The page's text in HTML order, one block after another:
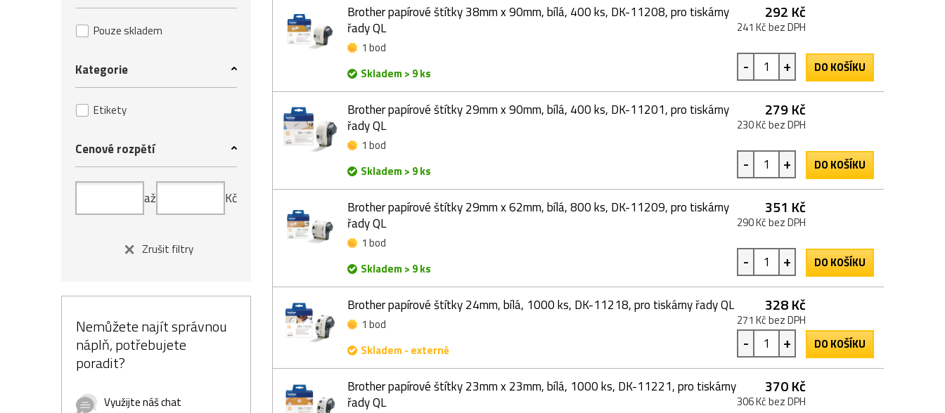
Pouze skladem
Kategorie
Etikety
Cenové rozpětí
až Kč
Zrušit filtry
Nemůžete najít správnou
náplň, potřebujete
poradit?
Využijte náš chat
Brother papírové štítky 38mm x 90mm, bílá, 400 ks, DK-11208, pro tiskárny
řady QL
1 bod
Skladem > 9 ks
292 Kč
241 Kč bez DPH
- + DO KOŠÍKU
Brother papírové štítky 29mm x 90mm, bílá, 400 ks, DK-11201, pro tiskárny
řady QL
1 bod
Skladem > 9 ks
279 Kč
230 Kč bez DPH
- + DO KOŠÍKU
Brother papírové štítky 29mm x 62mm, bílá, 800 ks, DK-11209, pro tiskárny
řady QL
1 bod
Skladem > 9 ks
351 Kč
290 Kč bez DPH
- + DO KOŠÍKU
Brother papírové štítky 24mm, bílá, 1000 ks, DK-11218, pro tiskárny řady QL
1 bod
Skladem - externě
328 Kč
271 Kč bez DPH
- + DO KOŠÍKU
Brother papírové štítky 23mm x 23mm, bílá, 1000 ks, DK-11221, pro tiskárny
řady QL
370 Kč
306 Kč bez DPH